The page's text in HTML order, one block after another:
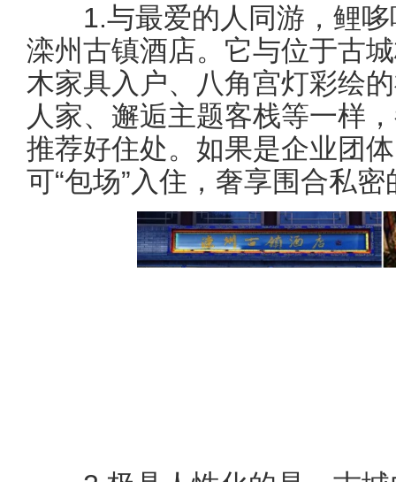
1.与最爱的人同游，鲤哆
滦州古镇酒店。它与位于古
木家具入户、八角宫灯彩绘
人家、邂逅主题客栈等一样
推荐好住处。如果是企业团
可“包场”入住，奢享围合私